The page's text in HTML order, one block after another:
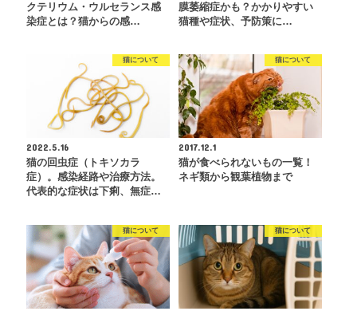
クテリウム・ウルセランス感
染症とは？猫からの感…
膜萎縮症かも？かかりやすい
猫種や症状、予防策に…
猫について
2022.5.16
猫の回虫症（トキソカラ
症）。感染経路や治療方法。
代表的な症状は下痢、無症…
猫について
2017.12.1
猫が食べられないもの一覧！
ネギ類から観葉植物まで
猫について 猫について